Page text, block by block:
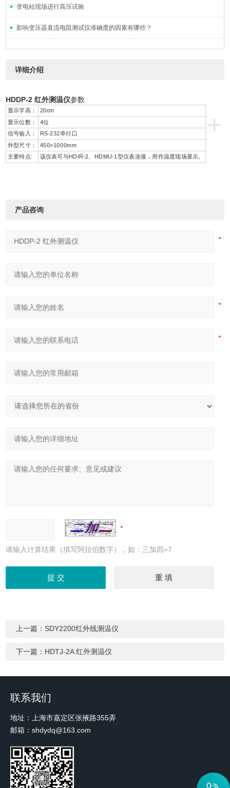
变电站现场进行高压试验
影响变压器直流电阻测试仪准确度的因素有哪些？
详细介绍
HDDP-2 红外测温仪参数
+
显示字高： 20cm
显示位数：
4位
信号输入：
RS-232串行口
外型尺寸：
450×1000mm
主要特点:
该仪表可与HDIR-2、HDMU-1型仪表连接，用作温度现场显示。
产品咨询
请输入计算结果（填写阿拉伯数字），如：三加四=7
上一篇： SDY2200红外线测温仪
下一篇： HDTJ-2A 红外测温仪
联系我们
地址：上海市嘉定区张掖路355弄
邮箱：shdydq@163.com